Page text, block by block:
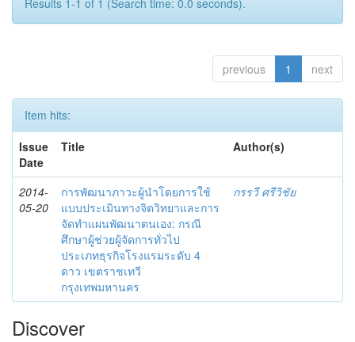
Results 1-1 of 1 (Search time: 0.0 seconds).
previous 1 next
Item hits:
Issue
Date
Title Author(s)
2014-
05-20
การพัฒนาภาวะผู้นำโดยการใช้
แบบประเมินทางจิตวิทยาและการ
จัดทำแผนพัฒนาตนเอง: กรณี
ศึกษาผู้ช่วยผู้จัดการทั่วไป
ประเภทธุรกิจโรงแรมระดับ 4
ดาว เขตราชเทวี
กรุงเทพมหานคร
กรรวี ศรีวิชัย
Discover